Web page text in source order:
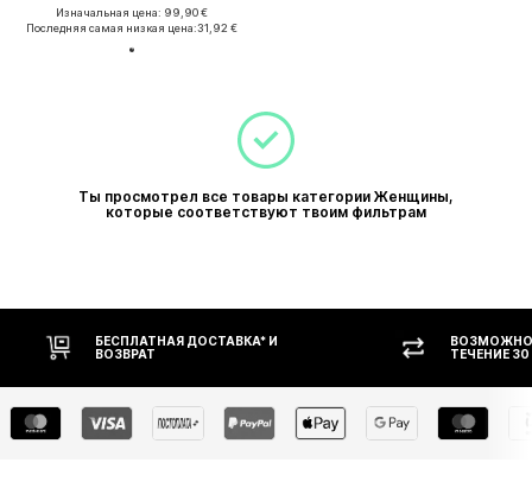
Изначальная цена: 99,90 €
Последняя самая низкая цена:31,92 €
Ты просмотрел все товары категории Женщины,
которые соответствуют твоим фильтрам
БЕСПЛАТНАЯ ДОСТАВКА* И
ВОЗВРАТ
ТЕЧЕНИЕ 30